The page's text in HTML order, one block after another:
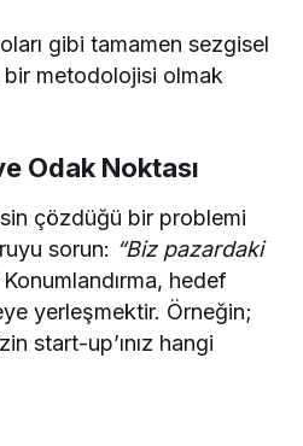
gibi tamamen sezgisel
bir metodolojisi olmak
Odak Noktası
çözdüğü bir problemi
sorun: “Biz pazardaki
hedef
yerleşmektir. Örneğin;
start-up’ınız hangi